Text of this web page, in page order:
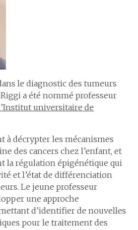
le diagnostic des tumeurs
a été nommé professeur
universitaire de
à décrypter les mécanismes
des cancers chez l’enfant, et
la régulation épigénétique qui
et l’état de différenciation
Le jeune professeur
une approche
d’identifier de nouvelles
pour le traitement des